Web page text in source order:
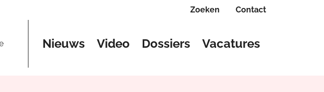
Zoeken Contact
Nieuws Video Dossiers Vacatures